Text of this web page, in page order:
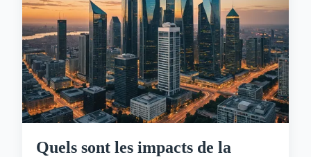
Quels sont les impacts de la